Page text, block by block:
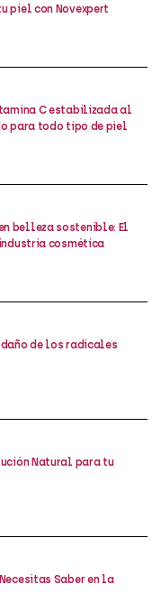
piel con Novexpert
C estabilizada al
para todo tipo de piel
belleza sostenible: El
cosmética
de los radicales
Natural para tu
Saber en la